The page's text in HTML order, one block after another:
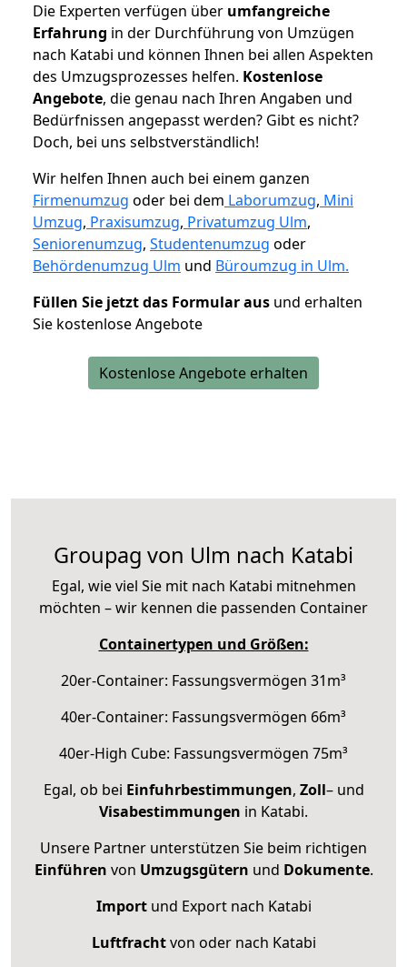
Die Experten verfügen über umfangreiche
Erfahrung in der Durchführung von Umzügen
nach Katabi und können Ihnen bei allen Aspekten
des Umzugsprozesses helfen. Kostenlose
Angebote, die genau nach Ihren Angaben und
Bedürfnissen angepasst werden? Gibt es nicht?
Doch, bei uns selbstverständlich!
Wir helfen Ihnen auch bei einem ganzen
Firmenumzug oder bei dem Laborumzug, Mini
Umzug, Praxisumzug, Privatumzug Ulm,
Seniorenumzug, Studentenumzug oder
Behördenumzug Ulm und Büroumzug in Ulm.
Füllen Sie jetzt das Formular aus und erhalten
Sie kostenlose Angebote
Kostenlose Angebote erhalten
Groupag von Ulm nach Katabi
Egal, wie viel Sie mit nach Katabi mitnehmen
möchten – wir kennen die passenden Container
Containertypen und Größen:
20er-Container: Fassungsvermögen 31m³
40er-Container: Fassungsvermögen 66m³
40er-High Cube: Fassungsvermögen 75m³
Egal, ob bei Einfuhrbestimmungen, Zoll– und
Visabestimmungen in Katabi.
Unsere Partner unterstützen Sie beim richtigen
Einführen von Umzugsgütern und Dokumente.
Importund Export nach Katabi
Luftfrachtvon oder nach Katabi